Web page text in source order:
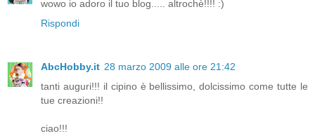
wowo io adoro il tuo blog..... altrochè!!!! :)
Rispondi
AbcHobby.it 28 marzo 2009 alle ore 21:42
tanti auguri!!! il cipino è bellissimo, dolcissimo come tutte le
tue creazioni!!
ciao!!!